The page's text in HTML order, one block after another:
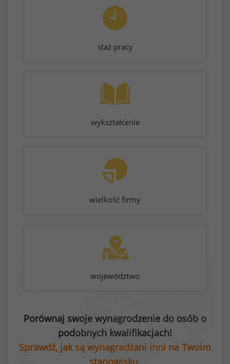
staż pracy
wykształcenie
wielkość firmy
województwo
Porównaj swoje wynagrodzenie do osób o
podobnych kwalifikacjach!
Sprawdź, jak są wynagradzani inni na Twoim
stanowisku.